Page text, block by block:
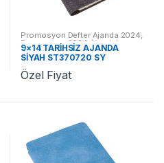
Promosyon Defter Ajanda 2024,
Promosyon 2024 Ajandalar
9×14 TARİHSİZ AJANDA
SİYAH ST370720 SY
Özel Fiyat